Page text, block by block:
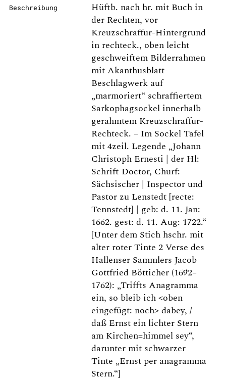
Beschreibung
Hüftb. nach hr. mit Buch in
der Rechten, vor
Kreuzschraffur-Hintergrund
in rechteck., oben leicht
geschweiftem Bilderrahmen
mit Akanthusblatt-
Beschlagwerk auf
„marmoriert“ schraffiertem
Sarkophagsockel innerhalb
gerahmtem Kreuzschraffur-
Rechteck. – Im Sockel Tafel
mit 4zeil. Legende „Johann
Christoph Ernesti | der Hl:
Schrift Doctor, Churf:
Sächsischer | Inspector und
Pastor zu Lenstedt [recte:
Tennstedt] | geb: d. 11. Jan:
1662. gest: d. 11. Aug: 1722.“
[Unter dem Stich hschr. mit
alter roter Tinte 2 Verse des
Hallenser Sammlers Jacob
Gottfried Bötticher (1692–
1762): „Triffts Anagramma
ein, so bleib ich <oben
eingefügt: noch> dabey, /
daß Ernst ein lichter Stern
am Kirchen=himmel sey“,
darunter mit schwarzer
Tinte „Ernst per anagramma
Stern.“]